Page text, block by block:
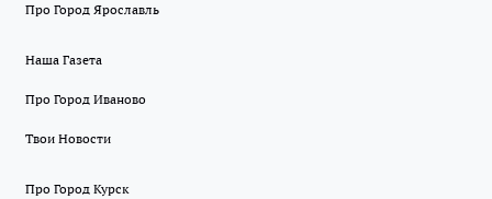
Про Город Ярославль
Наша Газета
Про Город Иваново
Твои Новости
Про Город Курск